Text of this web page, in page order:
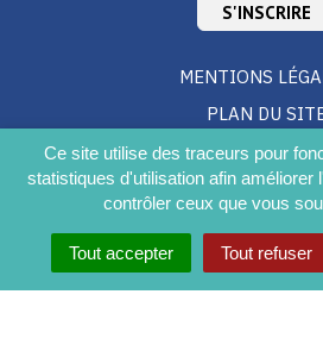
Ce site utilise des traceurs pour
statistiques d'utilisation afin améliorer
contrôler ceux que vous
Tout accepter Tout refuser
S'INSCRIRE
MENTIONS
PLAN DU
CRÉDITS
ACCESSIBILITÉ